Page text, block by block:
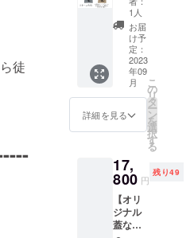
徒
お願い
しまし
た。大
阪で草
木染め
を専門
にされ
ており
製造過
程など
お茶が
こんな
にも綺
麗に染
められ
るとは
驚きと
け商品
のラベ
ルに表
記され
ます。
商品開
封前に
は必ず
のリ
ターン
ラベル
や注意
書きを
ご確認
くださ
い。」
に貼付
された
ラベル
や注意
書きを
ご確認
くださ
※「実際
にお届
ンと
パッ
ケージ
等のデ
ザイン
が異な
ケッ
ト。ど
のお茶
でも一
種類お
飲み頂
けます)
・お礼
のお手
トの有
効期限
は2023
年12月
末日ま
で ※リ
市東土
堂町9-8
・所要
時間
1~2時間
・支援
者の交
通費や
滞在費
て (現地
交通手
段など
は自己
負担と
なりま
す) 支
セット
のお返
し】 ・
林 青那
(はや
し・あ
おな) さ
んによ
るオリ
ジナル
ロゴデ
のお茶
染めグ
レー
トート
×1 ・林
青那 (は
1人
お届
け予
定：
2023
年09
月
詳細を見る
こ
の
リ
タ
ー
ン
を
選
択
す
る
17,
800 円
残り49
【オリ
ジナル
蓋なし